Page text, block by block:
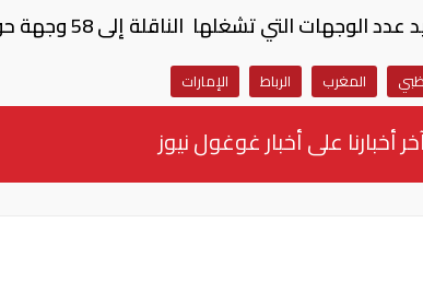
التي تشغلها الناقلة إلى 58 وجهة حول العالم.
المغرب الرباط الإمارات
أخبارنا على أخبار غوغول نيوز